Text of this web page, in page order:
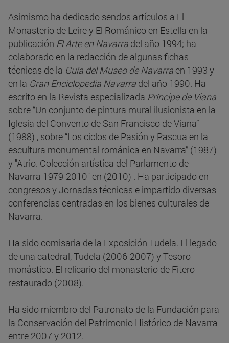
Asimismo ha dedicado sendos artículos a El
Monasterio de Leire y El Románico en Estella en la
publicación El Arte en Navarra del año 1994; ha
colaborado en la redacción de algunas fichas
técnicas de la Guía del Museo de Navarra en 1993 y
en la Gran Enciclopedia Navarra del año 1990. Ha
escrito en la Revista especializada Príncipe de Viana
sobre “Un conjunto de pintura mural ilusionista en la
Iglesia del Convento de San Francisco de Viana”
(1988) , sobre “Los ciclos de Pasión y Pascua en la
escultura monumental románica en Navarra” (1987)
y "Atrio. Colección artística del Parlamento de
Navarra 1979-2010" en (2010) . Ha participado en
congresos y Jornadas técnicas e impartido diversas
conferencias centradas en los bienes culturales de
Navarra.
Ha sido comisaria de la Exposición Tudela. El legado
de una catedral, Tudela (2006-2007) y Tesoro
monástico. El relicario del monasterio de Fitero
restaurado (2008).
Ha sido miembro del Patronato de la Fundación para
la Conservación del Patrimonio Histórico de Navarra
entre 2007 y 2012.